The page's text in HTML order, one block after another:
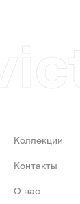
Коллекции
Контакты
О нас